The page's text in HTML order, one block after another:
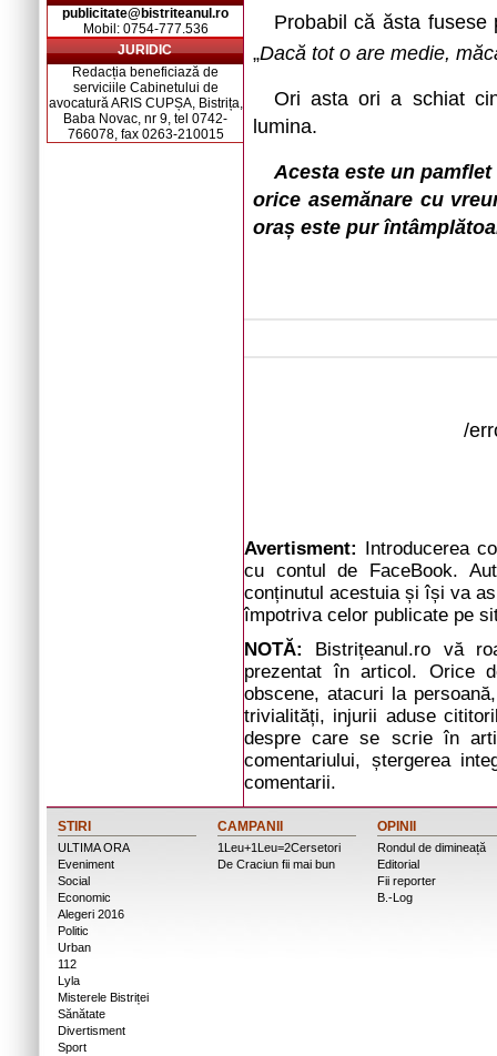
publicitate@bistriteanul.ro
Mobil: 0754-777.536
JURIDIC
Redacția beneficiază de
serviciile Cabinetului de
avocatură ARIS CUPȘA, Bistrița,
Baba Novac, nr 9, tel 0742-
766078, fax 0263-210015
Probabil că ăsta
„Dacă tot o are medie,
Ori asta ori a schiat
lumina.
Acesta este un
orice asemănare cu
oraș este pur
/
Avertisment: Introducerea
cu contul de FaceBook.
conținutul acestuia și își va
împotriva celor publicate pe
NOTĂ: Bistrițeanul.ro vă
prezentat în articol. Orice
obscene, atacuri la
trivialități, injurii aduse
despre care se scrie în
comentariului, ștergerea
comentarii.
STIRI
ULTIMA ORA
Eveniment
Social
Economic
Alegeri 2016
Politic
Urban
112
Lyla
Misterele Bistriței
Sănătate
Divertisment
Sport
CAMPANII
1Leu+1Leu=2Cersetori
De Craciun fii mai bun
OPINII
Rondul de dimineață
Editorial
Fii reporter
B.-Log